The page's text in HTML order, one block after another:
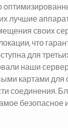
лучшие
своих
что
для
наши
картами для
соединения.
безопасное